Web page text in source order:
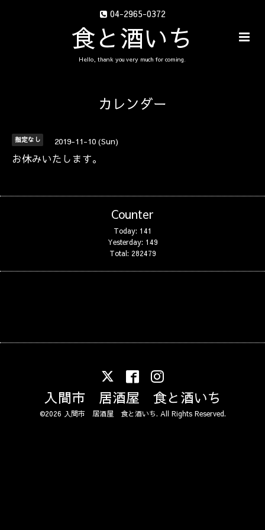
04-2965-0372
食と酒いち
Hello, thank you very much for coming.
カレンダー
指定なし 2019-11-10 (Sun)
お休みいたします。
Counter
Today: 141
Yesterday: 149
Total: 282479
入間市 居酒屋 食と酒いち
©2026 入間市 居酒屋 食と酒いち. All Rights Reserved.